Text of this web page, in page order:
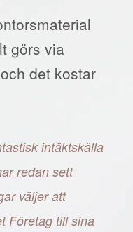
görs via
det kostar
intäktskälla
redan sett
väljer att
Företag till sina